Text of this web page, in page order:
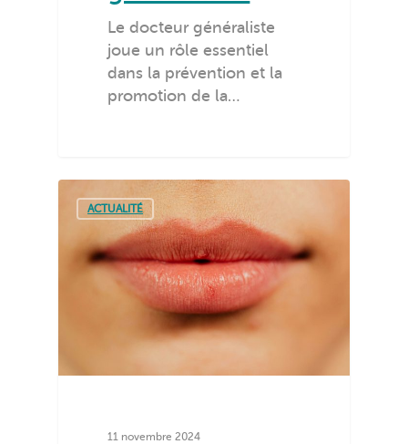
Le docteur généraliste
joue un rôle essentiel
dans la prévention et la
promotion de la…
ACTUALITÉ
11 novembre 2024